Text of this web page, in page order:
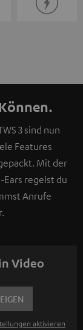
3 sind nun
Features
Mit der
regelst du
Anrufe
Video
aktivieren